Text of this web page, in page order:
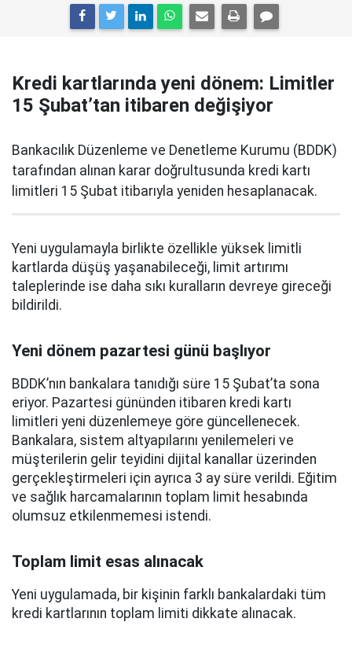
Kredi kartlarında yeni dönem: Limitler
15 Şubat’tan itibaren değişiyor
Bankacılık Düzenleme ve Denetleme Kurumu (BDDK)
tarafından alınan karar doğrultusunda kredi kartı
limitleri 15 Şubat itibarıyla yeniden hesaplanacak.
Yeni uygulamayla birlikte özellikle yüksek limitli
kartlarda düşüş yaşanabileceği, limit artırımı
taleplerinde ise daha sıkı kuralların devreye gireceği
bildirildi.
Yeni dönem pazartesi günü başlıyor
BDDK’nın bankalara tanıdığı süre 15 Şubat’ta sona
eriyor. Pazartesi gününden itibaren kredi kartı
limitleri yeni düzenlemeye göre güncellenecek.
Bankalara, sistem altyapılarını yenilemeleri ve
müşterilerin gelir teyidini dijital kanallar üzerinden
gerçekleştirmeleri için ayrıca 3 ay süre verildi. Eğitim
ve sağlık harcamalarının toplam limit hesabında
olumsuz etkilenmemesi istendi.
Toplam limit esas alınacak
Yeni uygulamada, bir kişinin farklı bankalardaki tüm
kredi kartlarının toplam limiti dikkate alınacak.